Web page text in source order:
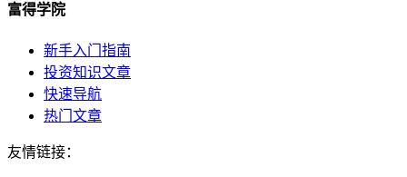
富得学院
新手入门指南
投资知识文章
快速导航
热门文章
友情链接：